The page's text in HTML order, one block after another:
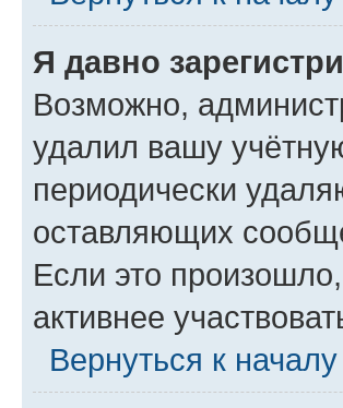
Я давно
Возможно,
удалил вашу
периодически
оставляющих
Если это
активнее
Вернуться к началу